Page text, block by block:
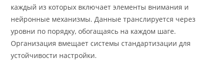
каждый из которых включает элементы внимания и
нейронные механизмы. Данные транслируется через
уровни по порядку, обогащаясь на каждом шаге.
Организация вмещает системы стандартизации для
устойчивости настройки.